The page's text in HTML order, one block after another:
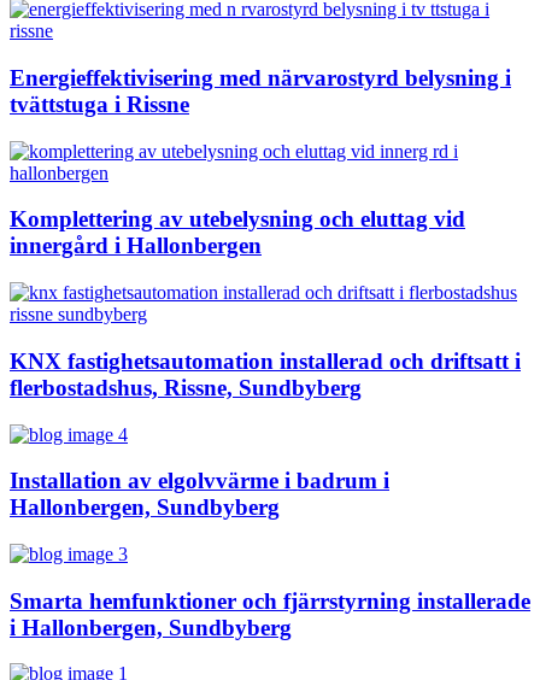
Energieffektivisering med närvarostyrd belysning i
tvättstuga i Rissne
Komplettering av utebelysning och eluttag vid
innergård i Hallonbergen
KNX fastighetsautomation installerad och driftsatt i
flerbostadshus, Rissne, Sundbyberg
Installation av elgolvvärme i badrum i
Hallonbergen, Sundbyberg
Smarta hemfunktioner och fjärrstyrning installerade
i Hallonbergen, Sundbyberg